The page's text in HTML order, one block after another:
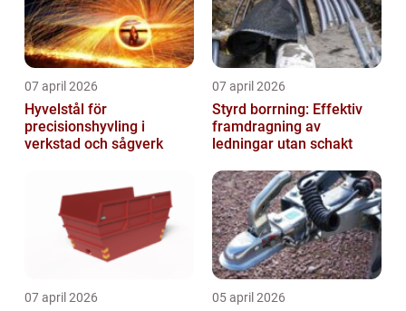
07 april 2026
Hyvelstål för
precisionshyvling i
verkstad och sågverk
07 april 2026
Styrd borrning: Effektiv
framdragning av
ledningar utan schakt
07 april 2026 05 april 2026